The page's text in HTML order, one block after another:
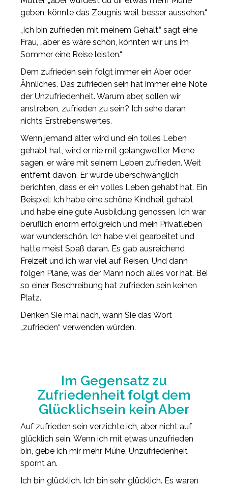
geben, könnte das Zeugnis weit besser aussehen.“
„Ich bin zufrieden mit meinem Gehalt,“ sagt eine
Frau, „aber es wäre schön, könnten wir uns im
Sommer eine Reise leisten.“
Dem zufrieden sein folgt immer ein Aber oder
Ähnliches. Das zufrieden sein hat immer eine Note
der Unzufriedenheit. Warum aber, sollen wir
anstreben, zufrieden zu sein? Ich sehe daran
nichts Erstrebenswertes.
Wenn jemand älter wird und ein tolles Leben
gehabt hat, wird er nie mit gelangweilter Miene
sagen, er wäre mit seinem Leben zufrieden. Weit
entfernt davon. Er würde überschwänglich
berichten, dass er ein volles Leben gehabt hat. Ein
Beispiel: Ich habe eine schöne Kindheit gehabt
und habe eine gute Ausbildung genossen. Ich war
beruflich enorm erfolgreich und mein Privatleben
war wunderschön. Ich habe viel gearbeitet und
hatte meist Spaß daran. Es gab ausreichend
Freizeit und ich war viel auf Reisen. Und dann
folgen Pläne, was der Mann noch alles vor hat. Bei
so einer Beschreibung hat zufrieden sein keinen
Platz.
Denken Sie mal nach, wann Sie das Wort
„zufrieden“ verwenden würden.
Im Gegensatz zu
Zufriedenheit folgt dem
Glücklichsein kein Aber
Auf zufrieden sein verzichte ich, aber nicht auf
glücklich sein. Wenn ich mit etwas unzufrieden
bin, gebe ich mir mehr Mühe. Unzufriedenheit
spornt an.
Ich bin glücklich. Ich bin sehr glücklich. Es waren